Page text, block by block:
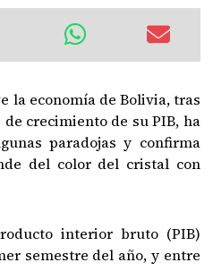
la economía de Bolivia, tras
crecimiento de su PIB, ha
paradojas y confirma
del color del cristal con
interior bruto (PIB)
semestre del año, y entre